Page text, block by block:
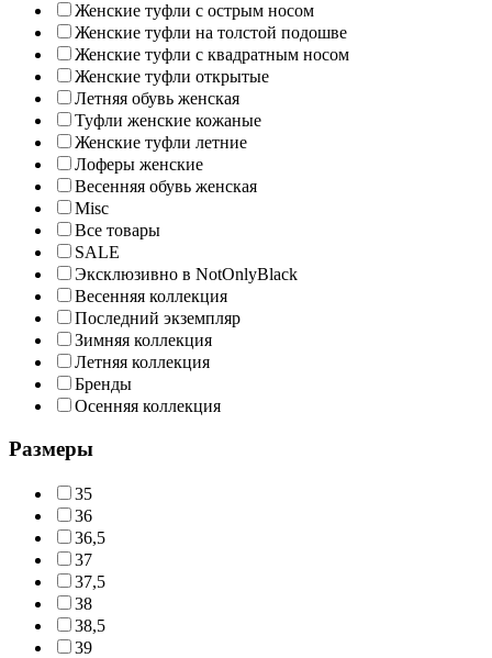
Женские туфли с острым носом
Женские туфли на толстой подошве
Женские туфли с квадратным носом
Женские туфли открытые
Летняя обувь женская
Туфли женские кожаные
Женские туфли летние
Лоферы женские
Весенняя обувь женская
Misc
Все товары
SALE
Эксклюзивно в NotOnlyBlack
Весенняя коллекция
Последний экземпляр
Зимняя коллекция
Летняя коллекция
Бренды
Осенняя коллекция
Размеры
35
36
36,5
37
37,5
38
38,5
39